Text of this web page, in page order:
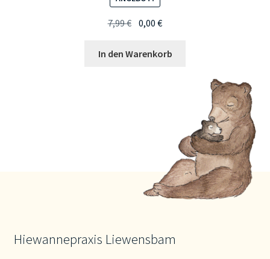
7,99€ Ursprünglicher
war:
0,00€Aktueller
ist:
In den Warenkorb
Hiewannepraxis Liewensbam